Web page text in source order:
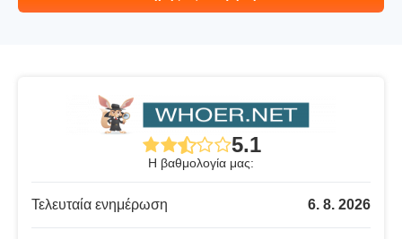
5.1
Η βαθμολογία μας:
Τελευταία ενημέρωση 6. 8. 2026